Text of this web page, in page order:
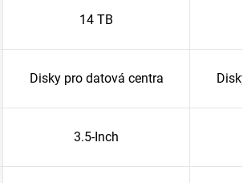
14 TB
Disky pro datová centra
3.5-Inch